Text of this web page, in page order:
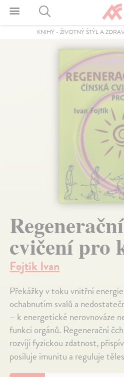
KNIHY- ŽIVOTNÝ ŠTÝL A
cvičení pro
Fojtík Ivan
Překážky v toku vnitřní
ochabnutím svalů a
– k energetické nerovnováze
funkci orgánů. Regenerační
rozvíjí fyzickou zdatnost,
posiluje imunitu a reguluje